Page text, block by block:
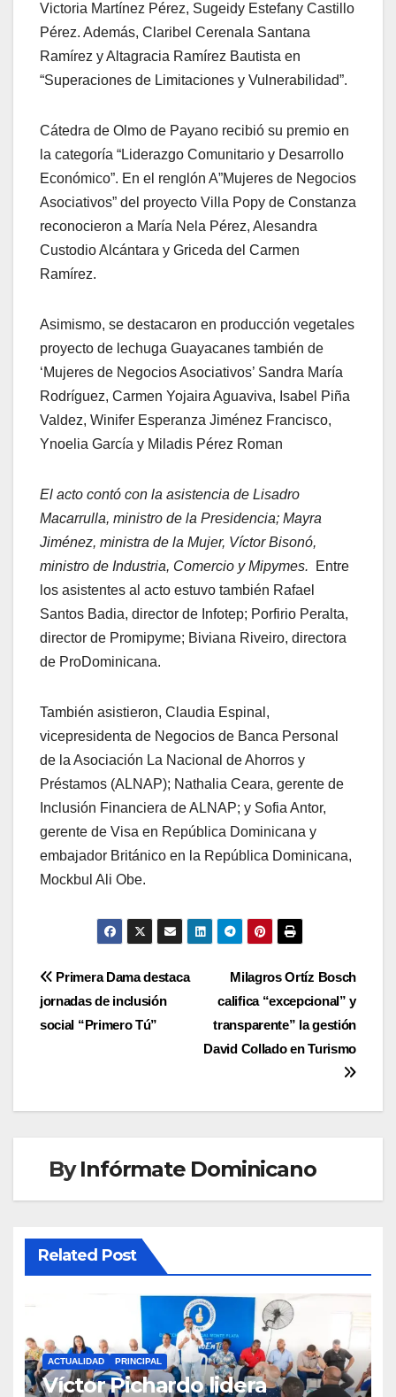
Victoria Martínez Pérez, Sugeidy Estefany Castillo
Pérez. Además, Claribel Cerenala Santana
Ramírez y Altagracia Ramírez Bautista en
“Superaciones de Limitaciones y Vulnerabilidad”.
Cátedra de Olmo de Payano recibió su premio en
la categoría “Liderazgo Comunitario y Desarrollo
Económico”. En el renglón A”Mujeres de Negocios
Asociativos” del proyecto Villa Popy de Constanza
reconocieron a María Nela Pérez, Alesandra
Custodio Alcántara y Griceda del Carmen
Ramírez.
Asimismo, se destacaron en producción vegetales
proyecto de lechuga Guayacanes también de
‘Mujeres de Negocios Asociativos’ Sandra María
Rodríguez, Carmen Yojaira Aguaviva, Isabel Piña
Valdez, Winifer Esperanza Jiménez Francisco,
Ynoelia García y Miladis Pérez Roman
El acto contó con la asistencia de Lisadro
Macarrulla, ministro de la Presidencia; Mayra
Jiménez, ministra de la Mujer, Víctor Bisonó,
ministro de Industria, Comercio y Mipymes.
Entre
los asistentes al acto estuvo también Rafael
Santos Badia, director de Infotep; Porfirio Peralta,
director de Promipyme; Biviana Riveiro, directora
de ProDominicana.
También asistieron, Claudia Espinal,
vicepresidenta de Negocios de Banca Personal
de la Asociación La Nacional de Ahorros y
Préstamos (ALNAP); Nathalia Ceara, gerente de
Inclusión Financiera de ALNAP; y Sofia Antor,
gerente de Visa en República Dominicana y
embajador Británico en la República Dominicana,
Mockbul Ali Obe.
Navegación
de
Milagros Ortíz Bosch
califica “excepcional” y
transparente” la gestión
David Collado en Turismo
Primera Dama destaca
jornadas de inclusión
social “Primero Tú”
ByInfórmate Dominicano
Related Post
ACTUALIDAD PRINCIPAL
Víctor Pichardo lidera